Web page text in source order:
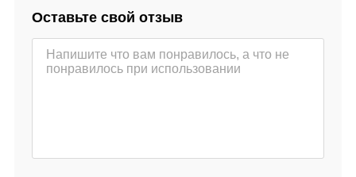
Оставьте свой отзыв